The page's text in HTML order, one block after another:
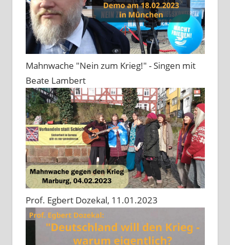
Mahnwache "Nein zum Krieg!" - Singen mit
Beate Lambert
Prof. Egbert Dozekal, 11.01.2023